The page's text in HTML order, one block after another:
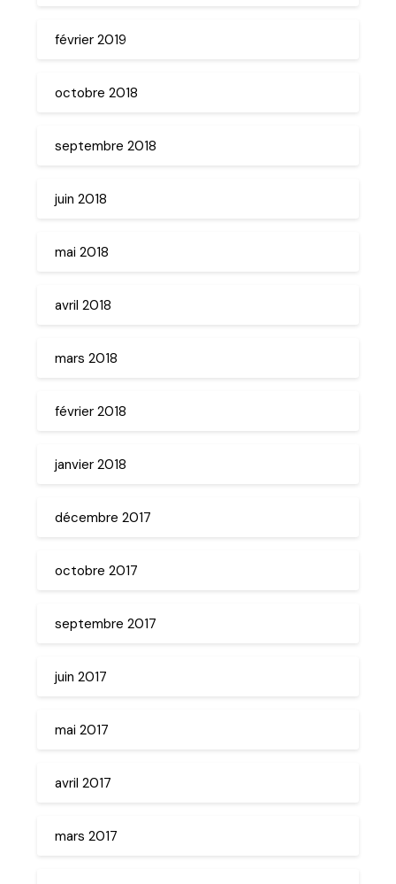
février 2019
octobre 2018
septembre 2018
juin 2018
mai 2018
avril 2018
mars 2018
février 2018
janvier 2018
décembre 2017
octobre 2017
septembre 2017
juin 2017
mai 2017
avril 2017
mars 2017